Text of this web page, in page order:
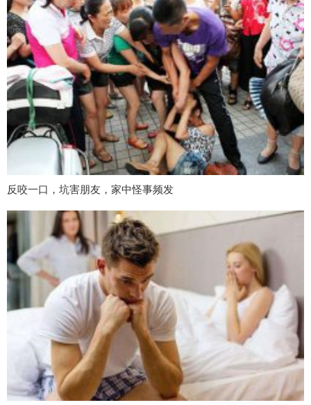
反咬一口，坑害朋友，家中怪事频发